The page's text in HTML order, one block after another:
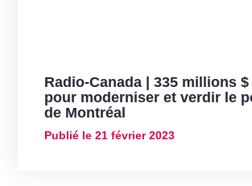
Radio-Canada | 335 millions $
pour moderniser et verdir le
de Montréal
Publié le21 février 2023